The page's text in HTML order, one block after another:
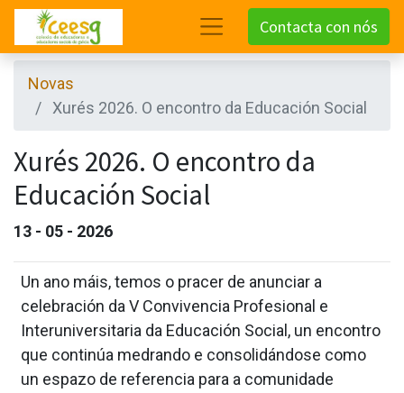
Contacta con nós
Novas
Xurés 2026. O encontro da Educación Social
Xurés 2026. O encontro da
Educación Social
13 - 05 - 2026
Un ano máis, temos o pracer de anunciar a
celebración da V Convivencia Profesional e
Interuniversitaria da Educación Social, un encontro
que continúa medrando e consolidándose como
un espazo de referencia para a comunidade